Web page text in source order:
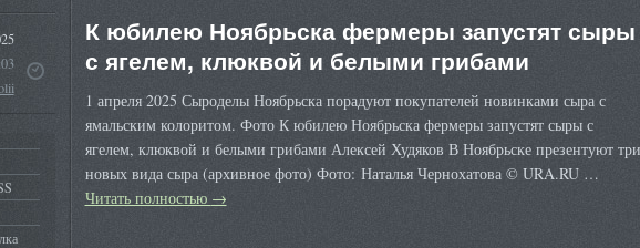
К юбилею Ноябрьска фермеры запустят сыры
с ягелем, клюквой и белыми грибами
1 апреля 2025 Сыроделы Ноябрьска порадуют покупателей новинками сыра с
ямальским колоритом. Фото К юбилею Ноябрьска фермеры запустят сыры с
ягелем, клюквой и белыми грибами Алексей Худяков В Ноябрьске презентуют три
новых вида сыра (архивное фото) Фото: Наталья Чернохатова © URA.RU …
Читать полностью →